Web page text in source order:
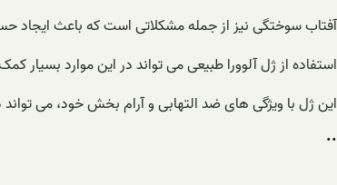
آفتاب سوختگی نیز از جمله مشکلاتی است که باعث
استفاده از ژل آلوورا طبیعی می تواند در این موارد بسیار
این ژل با ویژگی های ضد التهابی و آرام بخش خود، می
..